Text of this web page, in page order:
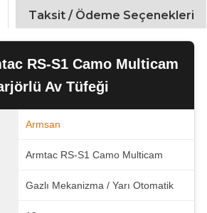
Taksit / Ödeme Seçenekleri
RS-S1 Camo Multicam
Av Tüfeği
Armsan
Armtac RS-S1 Camo Multicam
Gazlı Mekanizma / Yarı Otomatik